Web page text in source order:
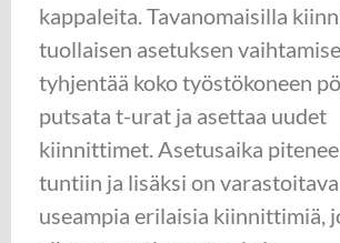
kappaleita. Tavanomaisilla
tuollaisen asetuksen
tyhjentää koko työstökoneen
putsata t-urat ja asettaa uudet
kiinnittimet. Asetusaika
tuntiin ja lisäksi on varastoitava
useampia erilaisia kiinnittimiä,